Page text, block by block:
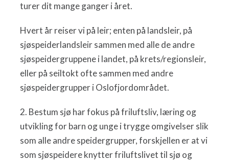
turer dit mange ganger i året.
Hvert år reiser vi på leir; enten på landsleir, på
sjøspeiderlandsleir sammen med alle de andre
sjøspeidergruppene i landet, på krets/regionsleir,
eller på seiltokt ofte sammen med andre
sjøspeidergrupper i Oslofjordområdet.
2. Bestum sjø har fokus på friluftsliv, læring og
utvikling for barn og unge i trygge omgivelser slik
som alle andre speidergrupper, forskjellen er at vi
som sjøspeidere knytter friluftslivet til sjø og